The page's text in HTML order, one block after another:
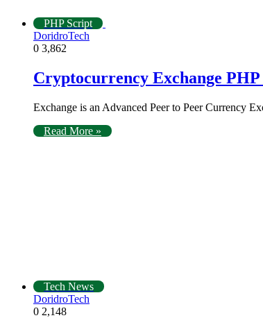
PHP Script
DoridroTech
0 3,862
Cryptocurrency Exchange
Exchange is an Advanced Peer to Peer Currency
Read More »
Tech News
DoridroTech
0 2,148